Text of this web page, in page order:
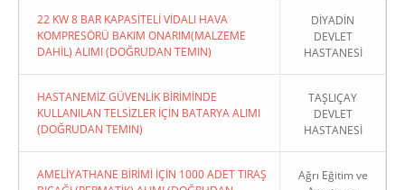
22 KW 8 BAR KAPASİTELİ VİDALI HAVA
KOMPRESÖRÜ BAKIM ONARIM(MALZEME
DAHİL) ALIMI (DOĞRUDAN TEMIN)
DİYADİN
DEVLET
HASTANESİ
HASTANEMİZ GÜVENLİK BİRİMİNDE
KULLANILAN TELSİZLER İÇİN BATARYA ALIMI
(DOĞRUDAN TEMIN)
TAŞLIÇAY
DEVLET
HASTANESİ
AMELİYATHANE BİRİMİ İÇİN 1000 ADET TIRAŞ
Ağrı Eğitim ve